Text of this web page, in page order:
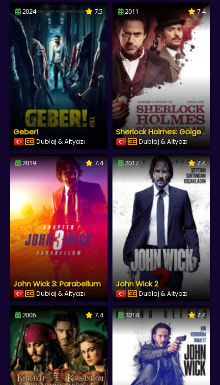
2024 7.5
Geber!
Dublaj & Altyazı
2011 7.4
Sherlock Holmes: Gölge Oyunları
Dublaj & Altyazı
2019 7.4
John Wick 3: Parabellum
Dublaj & Altyazı
2017 7.4
John Wick 2
Dublaj & Altyazı
2006 7.4 2014 7.4